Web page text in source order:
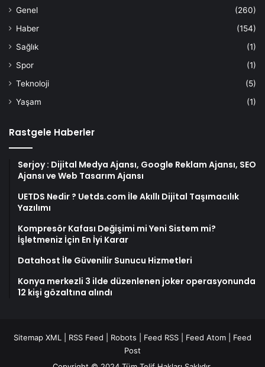
Genel
(260)
Haber
(154)
Sağlık
(1)
Spor
(1)
Teknoloji
(5)
Yaşam
(1)
Rastgele Haberler
Serjoy : Dijital Medya Ajansı, Google Reklam Ajansı, SEO
Ajansı ve Web Tasarım Ajansı
UETDS Nedir ? Uetds.com İle Akıllı Dijital Taşımacılık
Yazılımı
Kompresör Kafası Değişimi mi Yeni Sistem mi?
İşletmeniz İçin En İyi Karar
Datahost İle Güvenilir Sunucu Hizmetleri
Konya merkezli 3 ilde düzenlenen joker operasyonunda
12 kişi gözaltına alındı
Sitemap XML RSS Feed Robots Feed RSS Feed Atom
Feed
Post